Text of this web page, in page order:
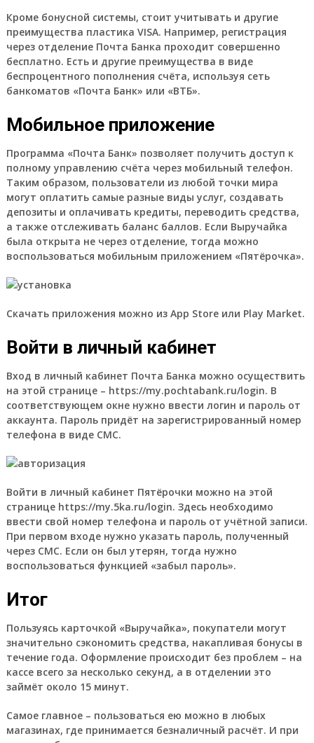
Кроме бонусной системы, стоит учитывать и другие
преимущества пластика VISA. Например, регистрация
через отделение Почта Банка проходит совершенно
бесплатно. Есть и другие преимущества в виде
беспроцентного пополнения счёта, используя сеть
банкоматов «Почта Банк» или «ВТБ».
Мобильное приложение
Программа «Почта Банк» позволяет получить доступ к
полному управлению счёта через мобильный телефон.
Таким образом, пользователи из любой точки мира
могут оплатить самые разные виды услуг, создавать
депозиты и оплачивать кредиты, переводить средства,
а также отслеживать баланс баллов. Если Выручайка
была открыта не через отделение, тогда можно
воспользоваться мобильным приложением «Пятёрочка».
Скачать приложения можно из App Store или Play Market.
Войти в личный кабинет
Вход в личный кабинет Почта Банка можно осуществить
на этой странице – https://my.pochtabank.ru/login. В
соответствующем окне нужно ввести логин и пароль от
аккаунта. Пароль придёт на зарегистрированный номер
телефона в виде СМС.
Войти в личный кабинет Пятёрочки можно на этой
странице https://my.5ka.ru/login. Здесь необходимо
ввести свой номер телефона и пароль от учётной записи.
При первом входе нужно указать пароль, полученный
через СМС. Если он был утерян, тогда нужно
воспользоваться функцией «забыл пароль».
Итог
Пользуясь карточкой «Выручайка», покупатели могут
значительно сэкономить средства, накапливая бонусы в
течение года. Оформление происходит без проблем – на
кассе всего за несколько секунд, а в отделении это
займёт около 15 минут.
Самое главное – пользоваться ею можно в любых
магазинах, где принимается безналичный расчёт. И при